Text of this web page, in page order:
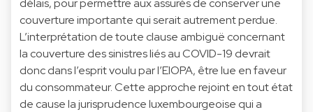
délais, pour permettre aux assurés de conserver une
couverture importante qui serait autrement perdue.
L’interprétation de toute clause ambiguë concernant
la couverture des sinistres liés au COVID-19 devrait
donc dans l’esprit voulu par l’EIOPA, être lue en faveur
du consommateur. Cette approche rejoint en tout état
de cause la jurisprudence luxembourgeoise qui a